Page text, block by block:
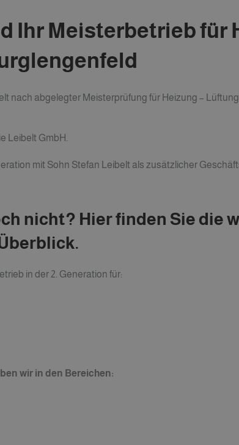
Ihr Meisterbetrieb für
nach abgelegter Meisterprüfung für Heizung –
Leibelt GmbH.
mit Sohn Stefan Leibelt als zusätzlicher
nicht? Hier finden Sie die
in der 2. Generation für:
wir in den Bereichen: